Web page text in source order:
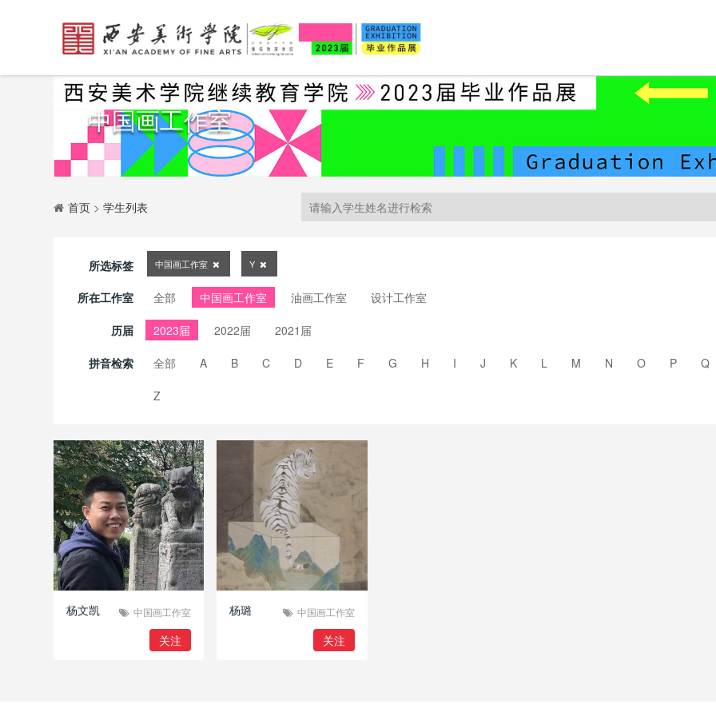
中国画工作室
首页 >学生列表
所选标签 中国画工作室 Y
所在工作室 全部 中国画工作室 油画工作室 设计工作室
历届 2023届 2022届 2021届
拼音检索 全部 A B C D E F G H I J K L M N O P Q
Z
杨文凯 中国画工作室
关注
杨璐 中国画工作室
关注